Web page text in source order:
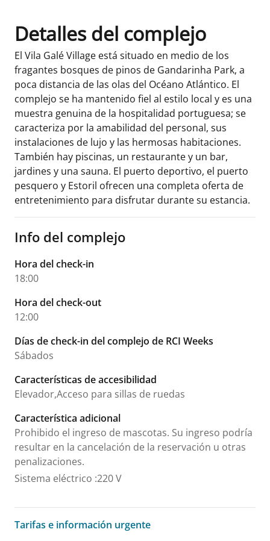
Detalles del complejo
El Vila Galé Village está situado en medio de los
fragantes bosques de pinos de Gandarinha Park, a
poca distancia de las olas del Océano Atlántico. El
complejo se ha mantenido fiel al estilo local y es una
muestra genuina de la hospitalidad portuguesa; se
caracteriza por la amabilidad del personal, sus
instalaciones de lujo y las hermosas habitaciones.
También hay piscinas, un restaurante y un bar,
jardines y una sauna. El puerto deportivo, el puerto
pesquero y Estoril ofrecen una completa oferta de
entretenimiento para disfrutar durante su estancia.
Info del complejo
Hora del check-in
18:00
Hora del check-out
12:00
Días de check-in del complejo de RCI Weeks
Sábados
Características de accesibilidad
Elevador,Acceso para sillas de ruedas
Característica adicional
Prohibido el ingreso de mascotas. Su ingreso podría
resultar en la cancelación de la reservación u otras
penalizaciones.
Sistema eléctrico :220 V
Tarifas e información urgente